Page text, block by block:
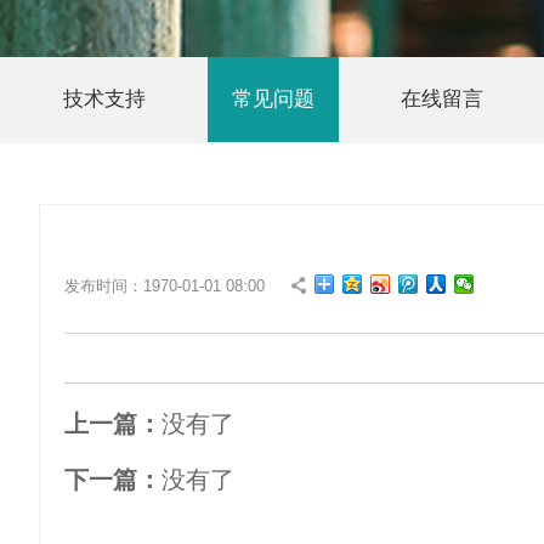
技术支持 常见问题 在线留言
发布时间：1970-01-01 08:00
上一篇： 没有了
下一篇： 没有了